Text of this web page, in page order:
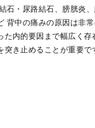
結石・尿路結石、膀胱炎
背中の痛みの原因は非
内的要因まで幅広く
き止めることが重要